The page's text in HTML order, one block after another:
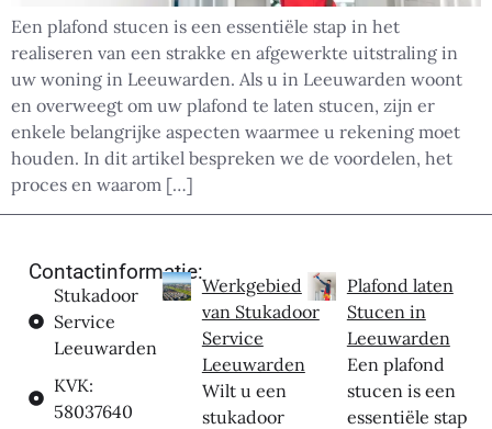
Een plafond stucen is een essentiële stap in het
realiseren van een strakke en afgewerkte uitstraling in
uw woning in Leeuwarden. Als u in Leeuwarden woont
en overweegt om uw plafond te laten stucen, zijn er
enkele belangrijke aspecten waarmee u rekening moet
houden. In dit artikel bespreken we de voordelen, het
proces en waarom […]
Contactinformatie:
Stukadoor
Service
Leeuwarden
KVK:
58037640
Werkgebied
van Stukadoor
Service
Leeuwarden
Wilt u een
stukadoor
Plafond laten
Stucen in
Leeuwarden
Een plafond
stucen is een
essentiële stap